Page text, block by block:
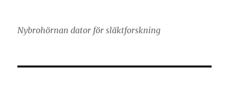
Nybrohörnan dator för släktforskning